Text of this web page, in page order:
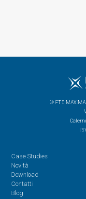
© FTE
Case Studies
Novità
Download
Contatti
Blog